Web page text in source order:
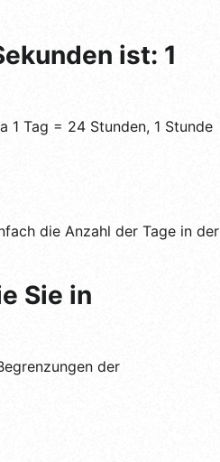
ist: 1
1 Tag = 24 Stunden, 1 Stunde
die Anzahl der Tage in der
Sie in
der